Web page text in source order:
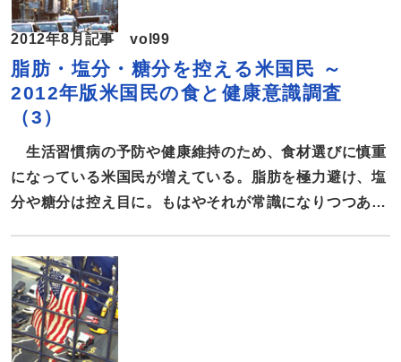
万ドル。 2010年は前年比0.2%増で停滞気味だったが、
それと比べると、明らかに立ち直りをみせていることが
うかがえる。 販売網別にみると、量販店が前年比2.9%
増の9億4600万ドル（※量販店大手のウォールマートは
含まれていない）、ヘルシーフード店が前年比5.5%増
の17億5400万ドル、インターネット販売などの直販が
前年比4.4%増の2
2012年8月記事 vol99
脂肪・塩分・糖分を控える米国民 ～
2012年版米国民の食と健康意識調査
（3）
生活習慣病の予防や健康維持のため、食材選びに慎重
になっている米国民が増えている。脂肪を極力避け、塩
分や糖分は控え目に。もはやそれが常識になりつつあ
識調査」から、米国の消費者の食材選びについて報告す
る。 米国民の75％が低脂肪食品を購入 食品を選ぶ際の
決めてはやはり味だが、次に米国民が重視しているのが
食品に含まれている脂肪の量–。 IFICFの2012年版調査